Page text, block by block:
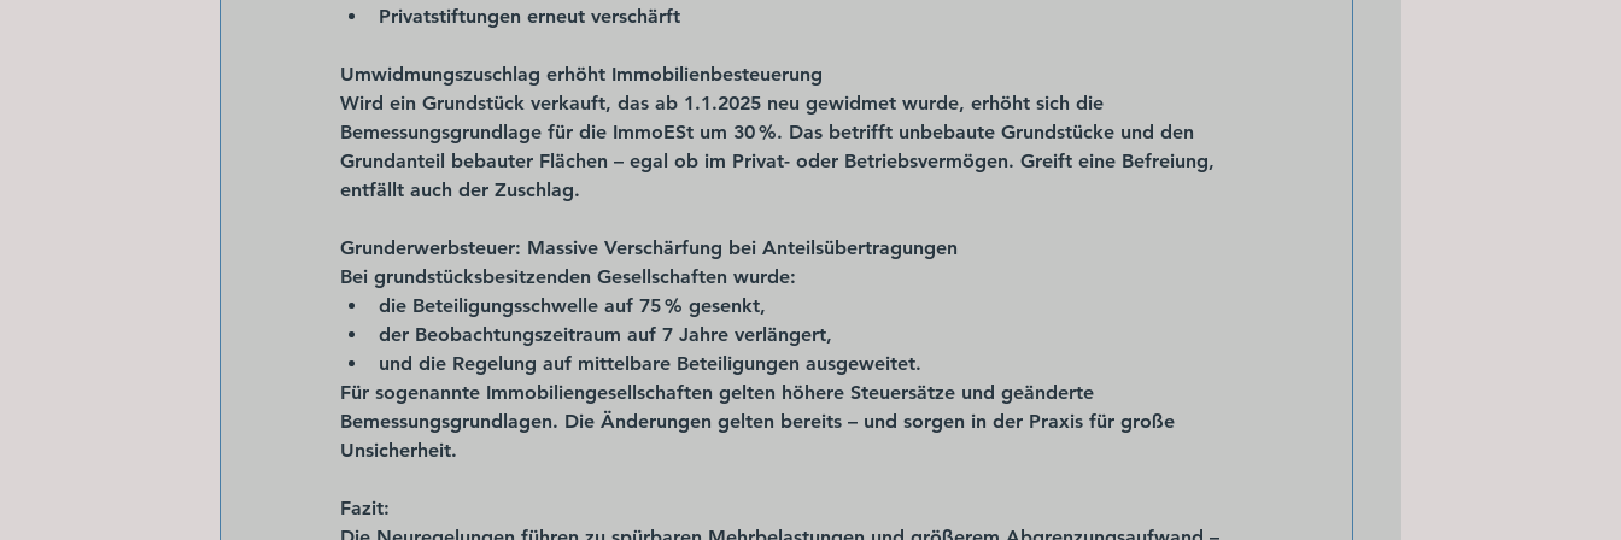
Privatstiftungen erneut verschärft
Umwidmungszuschlag erhöht Immobilienbesteuerung
Wird ein Grundstück verkauft, das ab 1.1.2025 neu gewidmet wurde, erhöht sich die
Bemessungsgrundlage für die ImmoESt um 30 %. Das betrifft unbebaute Grundstücke und den
Grundanteil bebauter Flächen – egal ob im Privat- oder Betriebsvermögen. Greift eine Befreiung,
entfällt auch der Zuschlag.
Grunderwerbsteuer: Massive Verschärfung bei Anteilsübertragungen
Bei grundstücksbesitzenden Gesellschaften wurde:
die Beteiligungsschwelle auf 75 % gesenkt,
der Beobachtungszeitraum auf 7 Jahre verlängert,
und die Regelung auf mittelbare Beteiligungen ausgeweitet.
Für sogenannte Immobiliengesellschaften gelten höhere Steuersätze und geänderte
Bemessungsgrundlagen. Die Änderungen gelten bereits – und sorgen in der Praxis für große
Unsicherheit.
Fazit: